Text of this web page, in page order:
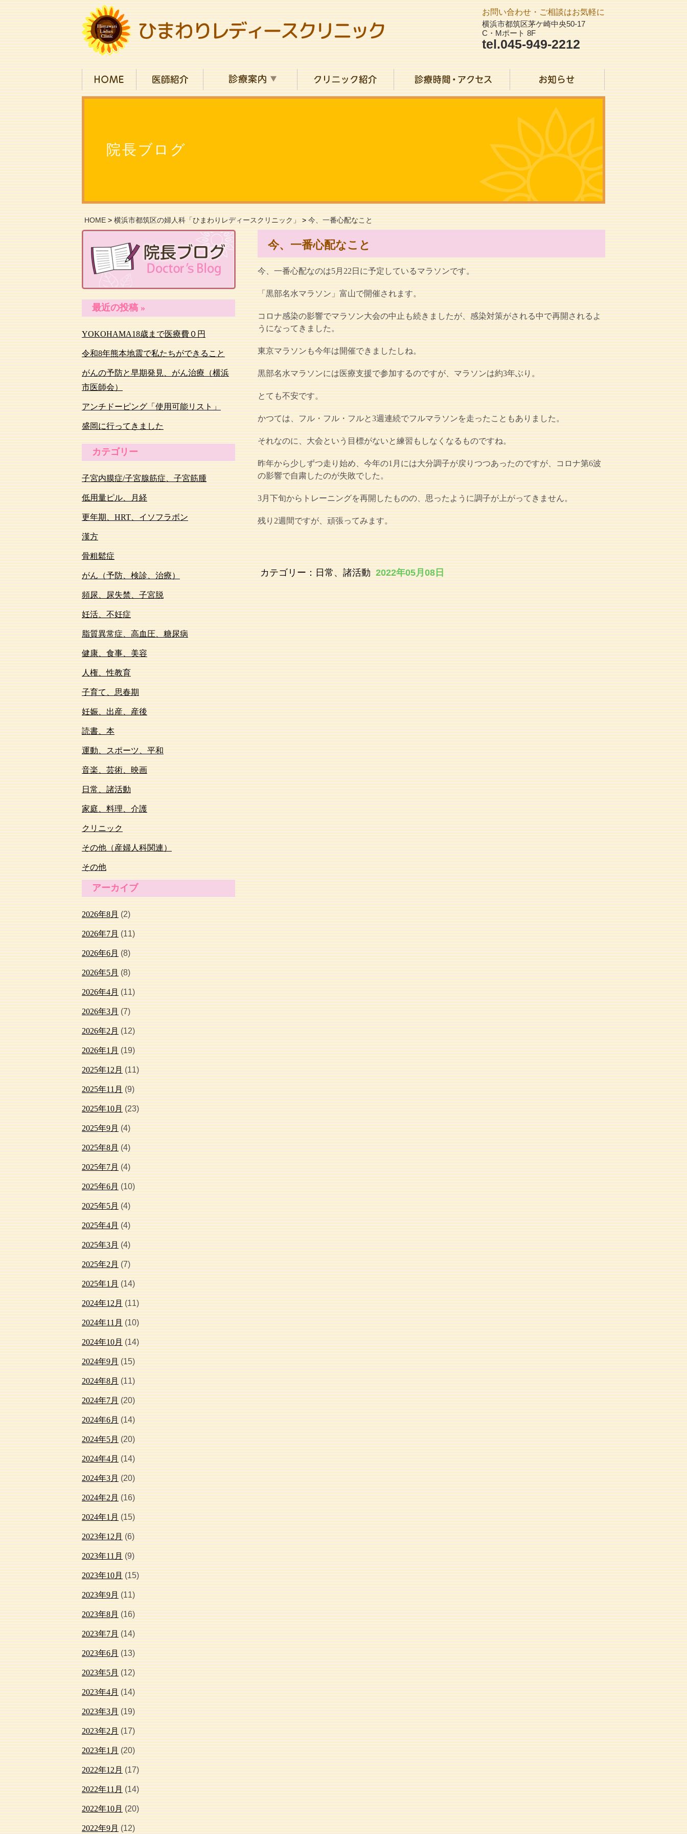
お問い合わせ・ご相談はお気軽に
横浜市都筑区茅ケ崎中央50-17
C・Mポート 8F
tel.045-949-2212
院長ブログ
HOME>横浜市都筑区の婦人科「ひまわりレディースクリニック」>今、一番心配なこと
今、一番心配なこと
今、一番心配なのは5月22日に予定しているマラソンです。
「黒部名水マラソン」富山で開催されます。
コロナ感染の影響でマラソン大会の中止も続きましたが、感染対策がされる中で再開されるよ
うになってきました。
東京マラソンも今年は開催できましたしね。
黒部名水マラソンには医療支援で参加するのですが、マラソンは約3年ぶり。
とても不安です。
かつては、フル・フル・フルと3週連続でフルマラソンを走ったこともありました。
それなのに、大会という目標がないと練習もしなくなるものですね。
昨年から少しずつ走り始め、今年の1月には大分調子が戻りつつあったのですが、コロナ第6波
の影響で自粛したのが失敗でした。
3月下旬からトレーニングを再開したものの、思ったように調子が上がってきません。
残り2週間ですが、頑張ってみます。
カテゴリー：日常、諸活動 2022年05月08日
最近の投稿 »
YOKOHAMA18歳まで医療費０円
令和8年熊本地震で私たちができること
がんの予防と早期発見、がん治療（横浜
市医師会）
アンチドーピング「使用可能リスト」
盛岡に行ってきました
カテゴリー
子宮内膜症/子宮腺筋症、子宮筋腫
低用量ピル、月経
更年期、HRT、イソフラボン
漢方
骨粗鬆症
がん（予防、検診、治療）
頻尿、尿失禁、子宮脱
妊活、不妊症
脂質異常症、高血圧、糖尿病
健康、食事、美容
人権、性教育
子育て、思春期
妊娠、出産、産後
読書、本
運動、スポーツ、平和
音楽、芸術、映画
日常、諸活動
家庭、料理、介護
クリニック
その他（産婦人科関連）
その他
アーカイブ
2026年8月(2)
2026年7月(11)
2026年6月(8)
2026年5月(8)
2026年4月(11)
2026年3月(7)
2026年2月(12)
2026年1月(19)
2025年12月(11)
2025年11月(9)
2025年10月(23)
2025年9月(4)
2025年8月(4)
2025年7月(4)
2025年6月(10)
2025年5月(4)
2025年4月(4)
2025年3月(4)
2025年2月(7)
2025年1月(14)
2024年12月(11)
2024年11月(10)
2024年10月(14)
2024年9月(15)
2024年8月(11)
2024年7月(20)
2024年6月(14)
2024年5月(20)
2024年4月(14)
2024年3月(20)
2024年2月(16)
2024年1月(15)
2023年12月(6)
2023年11月(9)
2023年10月(15)
2023年9月(11)
2023年8月(16)
2023年7月(14)
2023年6月(13)
2023年5月(12)
2023年4月(14)
2023年3月(19)
2023年2月(17)
2023年1月(20)
2022年12月(17)
2022年11月(14)
2022年10月(20)
2022年9月(12)